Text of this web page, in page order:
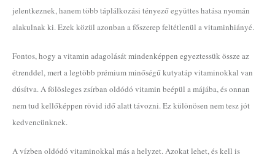
jelentkeznek, hanem több táplálkozási tényező együttes hatása nyomán
alakulnak ki. Ezek közül azonban a főszerep feltétlenül a vitaminhiányé.
Fontos, hogy a vitamin adagolását mindenképpen egyeztessük össze az
étrenddel, mert a legtöbb prémium minőségű kutyatáp vitaminokkal van
dúsítva. A fölösleges zsírban oldódó vitamin beépül a májába, és onnan
nem tud kellőképpen rövid idő alatt távozni. Ez különösen nem tesz jót
kedvencünknek.
A vízben oldódó vitaminokkal más a helyzet. Azokat lehet, és kell is